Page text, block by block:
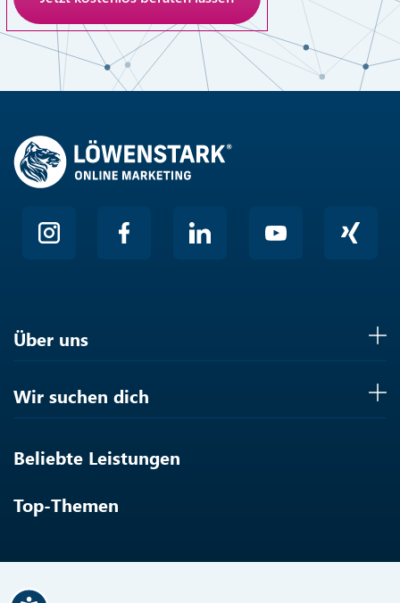
Anti-Roboter-Verifizierung
Hier klicken
Über uns
Wir suchen dich
Beliebte Leistungen
Top-Themen